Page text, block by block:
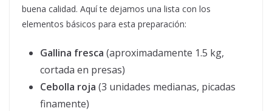
buena calidad. Aquí te dejamos una lista con los
elementos básicos para esta preparación:
Gallina fresca (aproximadamente 1.5 kg,
cortada en presas)
Cebolla roja (3 unidades medianas, picadas
finamente)